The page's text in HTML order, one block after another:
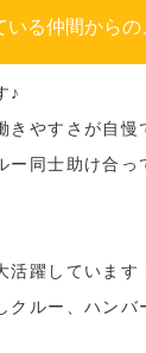
いる仲間からの
♪
きやすさが自
ー同士助け合っ
躍しています
クルー、ハンバ